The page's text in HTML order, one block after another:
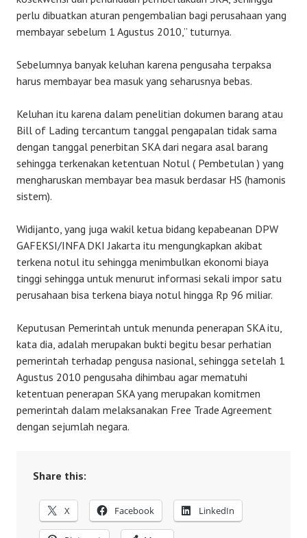
perlu dibuatkan aturan pengembalian bagi perusahaan yang
membayar sebelum 1 Agustus 2010,” tuturnya.
Sebelumnya banyak keluhan karena pengusaha terpaksa
harus membayar bea masuk yang seharusnya bebas.
Keluhan itu karena dalam penelitian dokumen barang atau
Bill of Lading tercantum tanggal pengapalan tidak sama
dengan tanggal penerbitan SKA dari negara asal barang
sehingga terkenakan ketentuan Notul ( Pembetulan ) yang
mengharuskan membayar bea masuk berdasar HS (hamonis
sistem).
Widijanto, yang juga wakil ketua bidang kepabeanan DPW
GAFEKSI/INFA DKI Jakarta itu mengungkapkan akibat
terkena notul itu sehingga menimbulkan ekonomi biaya
tinggi sehingga untuk menurut informasi sekali impor satu
perusahaan bisa terkena biaya notul hingga Rp 96 miliar.
Keputusan Pemerintah untuk menunda penerapan SKA itu,
kata dia, adalah merupakan bukti begitu besar perhatian
pemerintah terhadap pengusa nasional, sehingga setelah 1
Agustus 2010 pengusaha dihimbau agar mematuhi
ketentuan penerapan SKA yang merupakan komitmen
pemerintah dalam melaksanakan Free Trade Agreement
dengan sejumlah negara.
Share this:
X Facebook LinkedIn